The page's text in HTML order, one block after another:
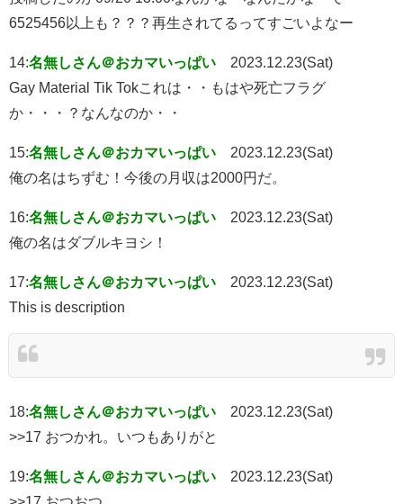
6525456以上も？？？再生されてるってすごいよなー
14:名無しさん＠おカマいっぱい
2023.12.23(Sat)
Gay Material Tik Tokこれは・・もはや死亡フラグ
か・・・？なんなのか・・
15:名無しさん＠おカマいっぱい
2023.12.23(Sat)
俺の名はちずむ！今後の月収は2000円だ。
16:名無しさん＠おカマいっぱい
2023.12.23(Sat)
俺の名はダブルキヨシ！
17:名無しさん＠おカマいっぱい
2023.12.23(Sat)
This is description
18:名無しさん＠おカマいっぱい
2023.12.23(Sat)
>>17 おつかれ。いつもありがと
19:名無しさん＠おカマいっぱい
2023.12.23(Sat)
>>17 おつおつ